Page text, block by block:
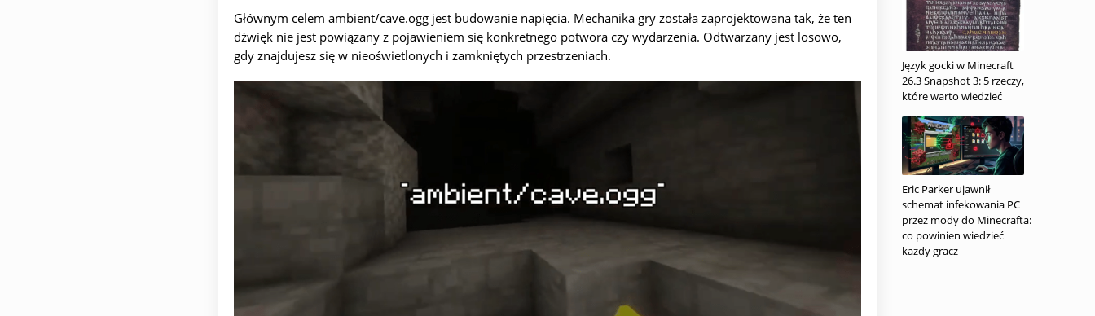
Głównym celem ambient/cave.ogg jest budowanie napięcia. Mechanika gry została zaprojektowana tak, że ten
dźwięk nie jest powiązany z pojawieniem się konkretnego potwora czy wydarzenia. Odtwarzany jest losowo,
gdy znajdujesz się w nieoświetlonych i zamkniętych przestrzeniach.
Język gocki w Minecraft
26.3 Snapshot 3: 5 rzeczy,
które warto wiedzieć
Eric Parker ujawnił
schemat infekowania PC
przez mody do Minecrafta:
co powinien wiedzieć
każdy gracz